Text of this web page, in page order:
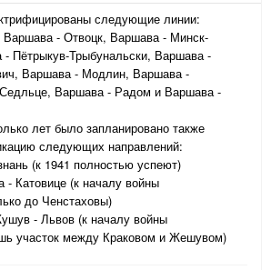
следующие линии:
- Отвоцк, Варшава - Минск-
Пётрыкув-Трыбунальски, Варшава -
Варшава - Модлин, Варшава -
Варшава - Радом и Варшава -
лет было запланировано также
следующих направлений:
(к 1941 полностью успеют)
- Катовице (к началу войны
до Ченстаховы)
- Львов (к началу войны
участок между Краковом и Жешувом)